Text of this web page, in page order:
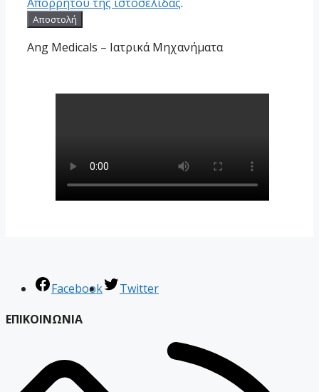
Ang Medicals – Ιατρικά Μηχανήματα
Facebook
Twitter
ΕΠΙΚΟΙΝΩΝΙΑ